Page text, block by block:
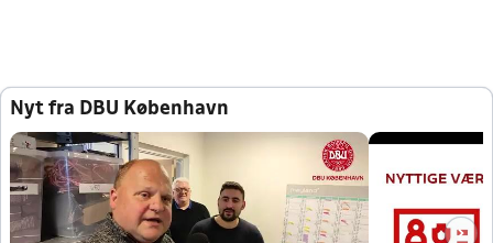
Nyt fra DBU København